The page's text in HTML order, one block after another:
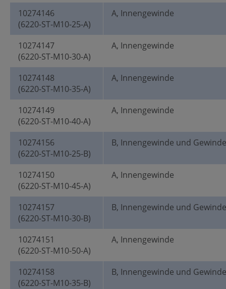
10274146
(6220-ST-M10-25-A)
A, Innengewinde
10274147
(6220-ST-M10-30-A)
A, Innengewinde
10274148
(6220-ST-M10-35-A)
A, Innengewinde
10274149
(6220-ST-M10-40-A)
A, Innengewinde
10274156
(6220-ST-M10-25-B)
B, Innengewinde und
10274150
(6220-ST-M10-45-A)
A, Innengewinde
10274157
(6220-ST-M10-30-B)
B, Innengewinde und
10274151
(6220-ST-M10-50-A)
A, Innengewinde
10274158
(6220-ST-M10-35-B)
B, Innengewinde und